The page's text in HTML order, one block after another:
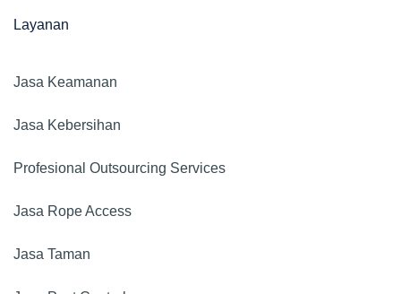
Layanan
Jasa Keamanan​
Jasa Kebersihan
Profesional Outsourcing Services
Jasa Rope Access
Jasa Taman